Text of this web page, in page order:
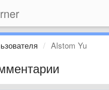
Alstom Yu